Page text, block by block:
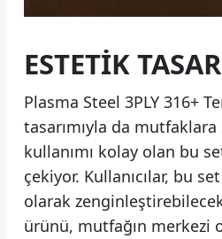
ESTETIK
Plasma Steel 3PLY 316+
tasarımıyla da
kullanımı kolay olan bu
çekiyor. Kullanıcılar, bu
olarak
ürünü, mutfağın merkezi